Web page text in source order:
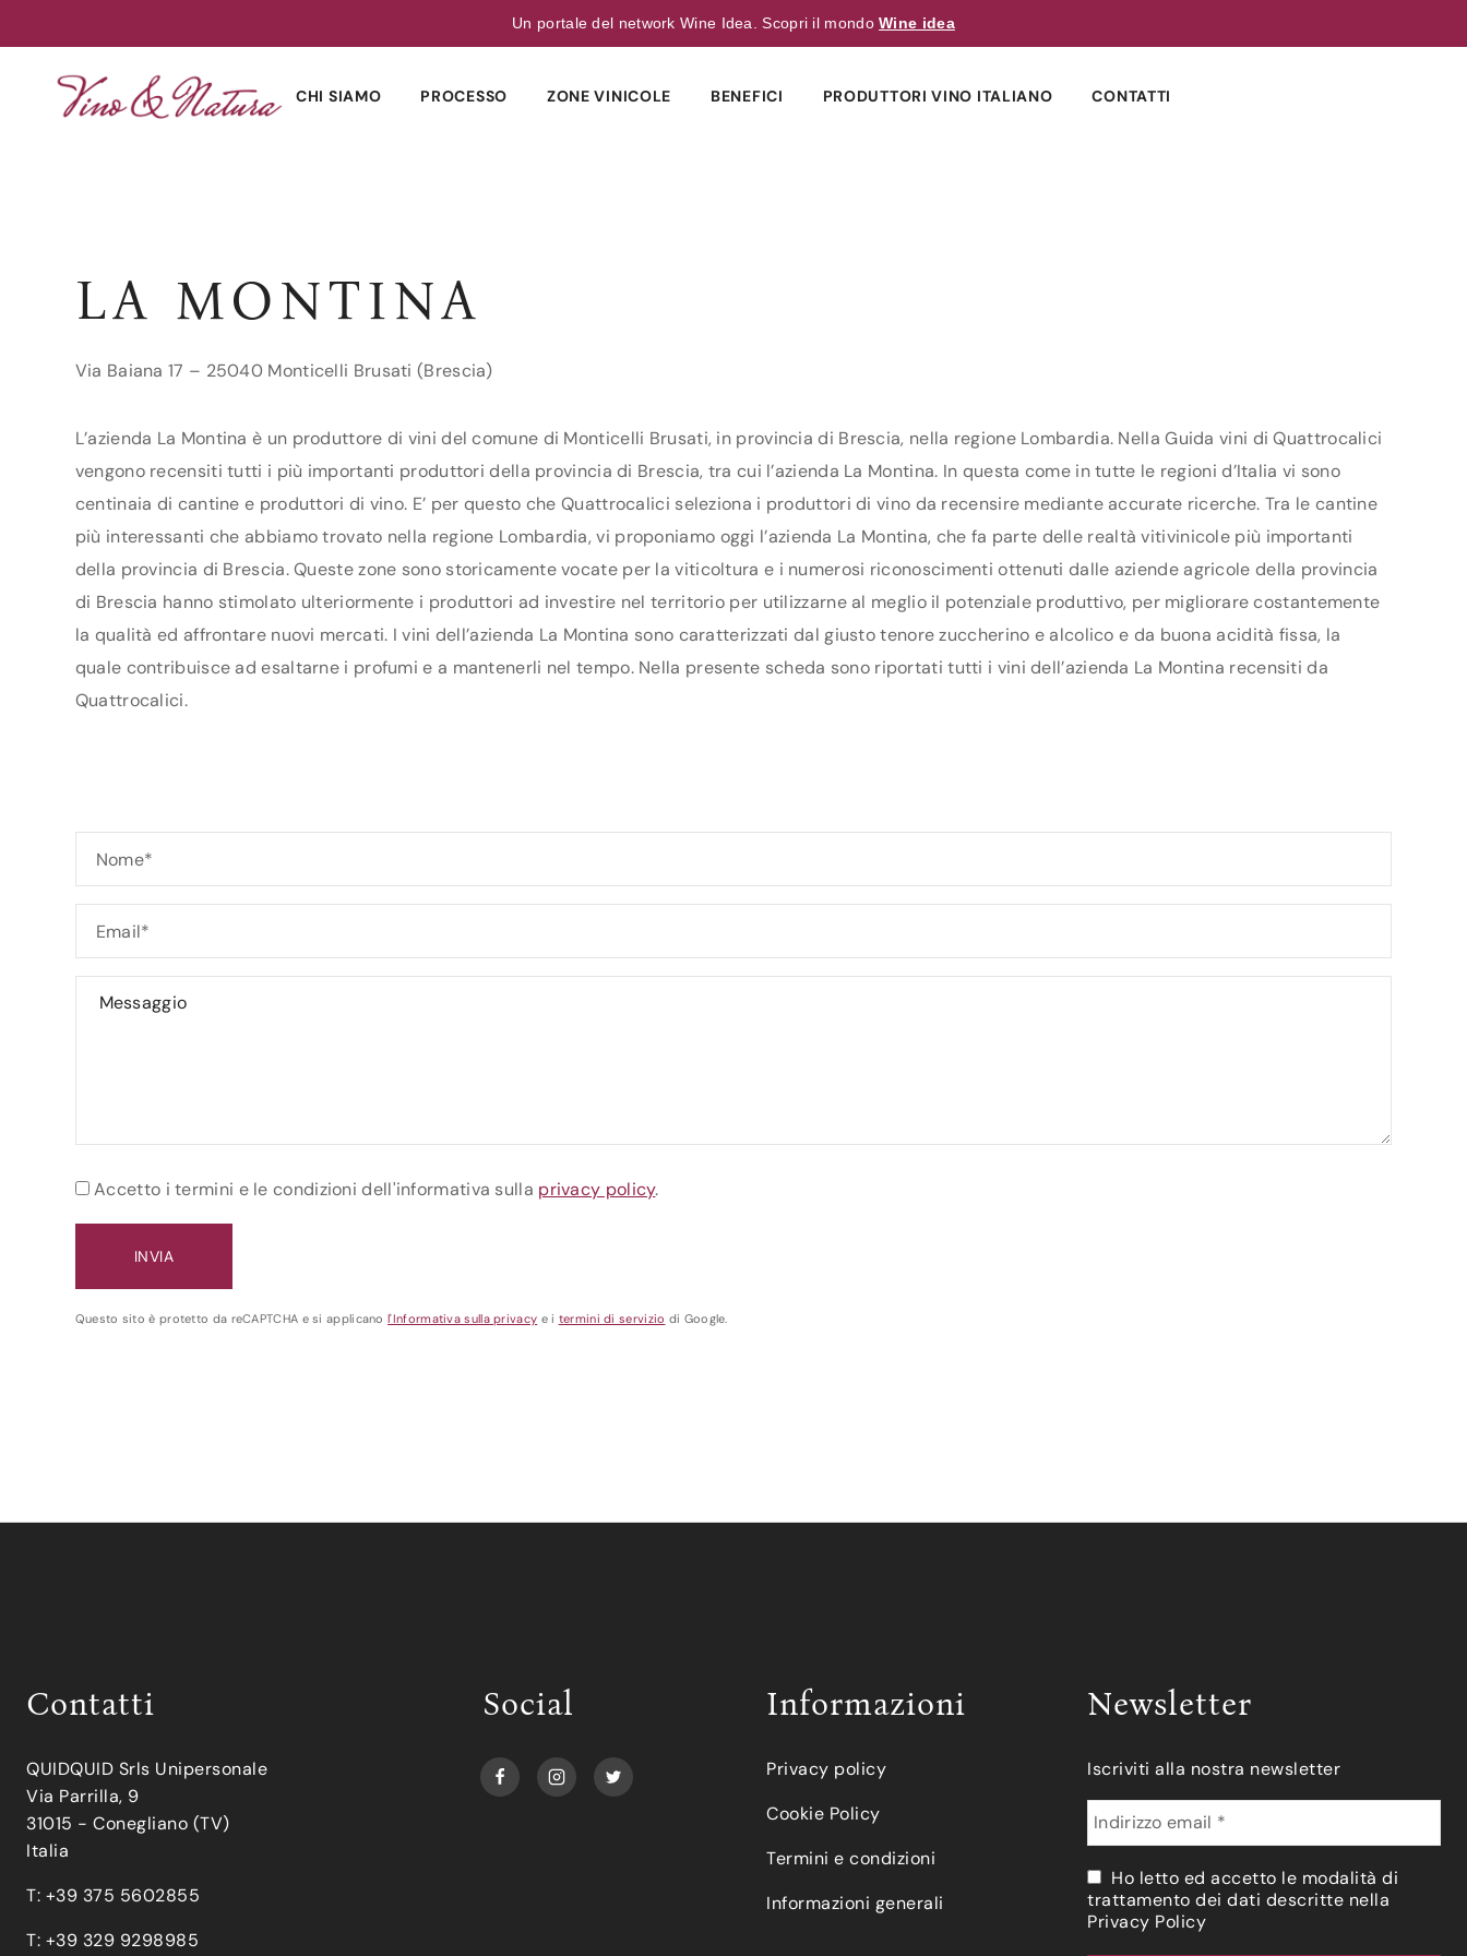
Un portale del network Wine Idea. Scopri il mondoWine idea
CHI SIAMO PROCESSO ZONE VINICOLE BENEFICI PRODUTTORI VINO ITALIANO CONTATTI
LA MONTINA
Via Baiana 17 – 25040 Monticelli Brusati (Brescia)
L’azienda La Montina è un produttore di vini del comune di Monticelli Brusati, in provincia di Brescia, nella regione Lombardia. Nella Guida vini di Quattrocalici
vengono recensiti tutti i più importanti produttori della provincia di Brescia, tra cui l’azienda La Montina. In questa come in tutte le regioni d’Italia vi sono
centinaia di cantine e produttori di vino. E’ per questo che Quattrocalici seleziona i produttori di vino da recensire mediante accurate ricerche. Tra le cantine
più interessanti che abbiamo trovato nella regione Lombardia, vi proponiamo oggi l’azienda La Montina, che fa parte delle realtà vitivinicole più importanti
della provincia di Brescia. Queste zone sono storicamente vocate per la viticoltura e i numerosi riconoscimenti ottenuti dalle aziende agricole della provincia
di Brescia hanno stimolato ulteriormente i produttori ad investire nel territorio per utilizzarne al meglio il potenziale produttivo, per migliorare costantemente
la qualità ed affrontare nuovi mercati. I vini dell’azienda La Montina sono caratterizzati dal giusto tenore zuccherino e alcolico e da buona acidità fissa, la
quale contribuisce ad esaltarne i profumi e a mantenerli nel tempo. Nella presente scheda sono riportati tutti i vini dell’azienda La Montina recensiti da
Quattrocalici.
Accetto i termini e le condizioni dell'informativa sulla privacy policy.
Questo sito è protetto da reCAPTCHA e si applicanol'Informativa sulla privacy e i termini di servizio di Google.
Contatti
QUIDQUID Srls Unipersonale
Via Parrilla, 9
31015 - Conegliano (TV)
Italia
T: +39 375 5602855
T: +39 329 9298985
Social Informazioni
Privacy policy
Cookie Policy
Termini e condizioni
Informazioni generali
Newsletter
Iscriviti alla nostra newsletter
Ho letto ed accetto le modalità di
trattamento dei dati descritte nella
Privacy Policy